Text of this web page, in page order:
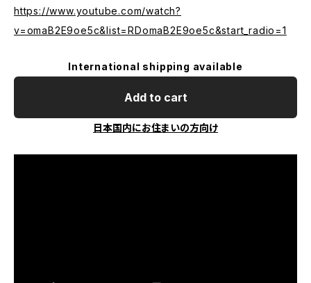
https://www.youtube.com/watch?
v=omaB2E9oe5c&list=RDomaB2E9oe5c&start_radio=1
International shipping available
Add to cart
日本国内にお住まいの方向け